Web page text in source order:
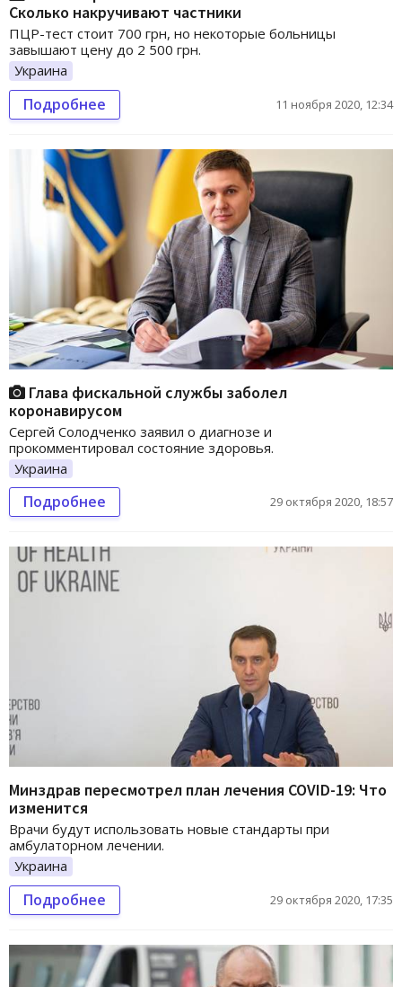
Сколько накручивают частники
ПЦР-тест стоит 700 грн, но некоторые больницы
завышают цену до 2 500 грн.
Украина
Подробнее 11 ноября 2020, 12:34
Глава фискальной службы заболел
коронавирусом
Сергей Солодченко заявил о диагнозе и
прокомментировал состояние здоровья.
Украина
Подробнее 29 октября 2020, 18:57
Минздрав пересмотрел план лечения COVID-19: Что
изменится
Врачи будут использовать новые стандарты при
амбулаторном лечении.
Украина
Подробнее 29 октября 2020, 17:35